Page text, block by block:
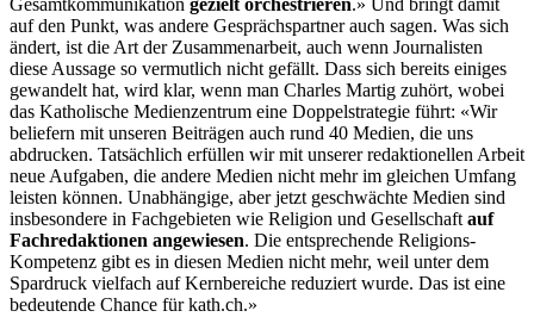
Gesamtkommunikation gezielt orchestrieren.» Und bringt damit
auf den Punkt, was andere Gesprächspartner auch sagen. Was sich
ändert, ist die Art der Zusammenarbeit, auch wenn Journalisten
diese Aussage so vermutlich nicht gefällt. Dass sich bereits einiges
gewandelt hat, wird klar, wenn man Charles Martig zuhört, wobei
das Katholische Medienzentrum eine Doppelstrategie führt: «Wir
beliefern mit unseren Beiträgen auch rund 40 Medien, die uns
abdrucken. Tatsächlich erfüllen wir mit unserer redaktionellen Arbeit
neue Aufgaben, die andere Medien nicht mehr im gleichen Umfang
leisten können. Unabhängige, aber jetzt geschwächte Medien sind
insbesondere in Fachgebieten wie Religion und Gesellschaft auf
Fachredaktionen angewiesen. Die entsprechende Religions-
Kompetenz gibt es in diesen Medien nicht mehr, weil unter dem
Spardruck vielfach auf Kernbereiche reduziert wurde. Das ist eine
bedeutende Chance für kath.ch.»